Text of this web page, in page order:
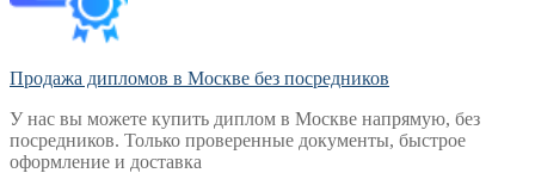
Продажа дипломов в Москве без посредников
У нас вы можете купить диплом в Москве напрямую, без
посредников. Только проверенные документы, быстрое
оформление и доставка